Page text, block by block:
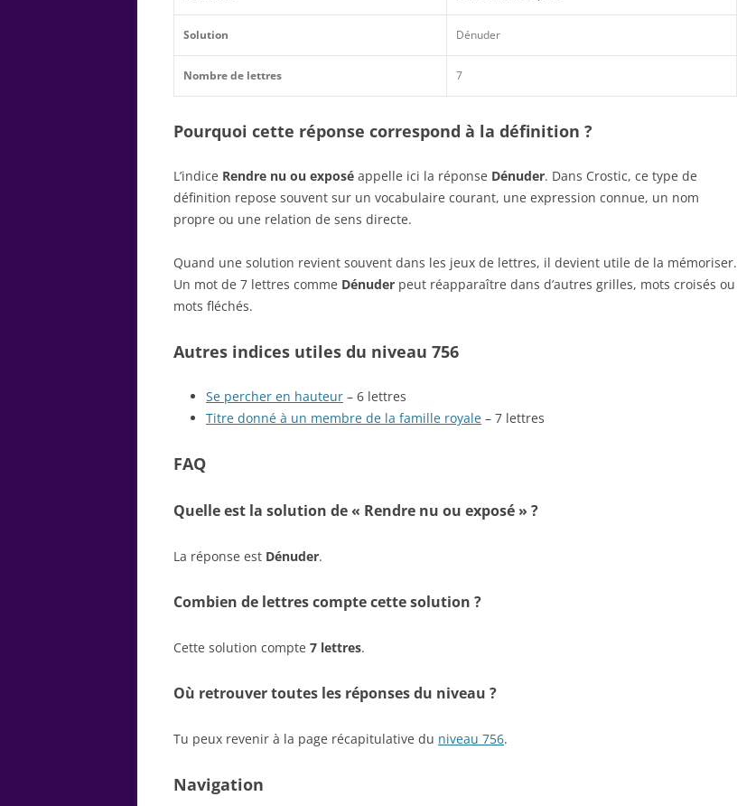
Solution Dénuder
Nombre de lettres 7
Pourquoi cette réponse correspond à la définition ?
L’indice Rendre nu ou exposé appelle ici la réponse Dénuder. Dans Crostic, ce type de
définition repose souvent sur un vocabulaire courant, une expression connue, un nom
propre ou une relation de sens directe.
Quand une solution revient souvent dans les jeux de lettres, il devient utile de la mémoriser.
Un mot de 7 lettres comme Dénuder peut réapparaître dans d’autres grilles, mots croisés ou
mots fléchés.
Autres indices utiles du niveau 756
Se percher en hauteur – 6 lettres
Titre donné à un membre de la famille royale – 7 lettres
FAQ
Quelle est la solution de « Rendre nu ou exposé » ?
La réponse est Dénuder.
Combien de lettres compte cette solution ?
Cette solution compte 7 lettres.
Où retrouver toutes les réponses du niveau ?
Tu peux revenir à la page récapitulative du niveau 756.
Navigation